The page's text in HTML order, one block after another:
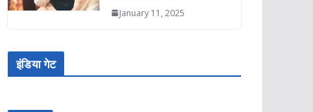
January 11, 2025
इंडिया गेट